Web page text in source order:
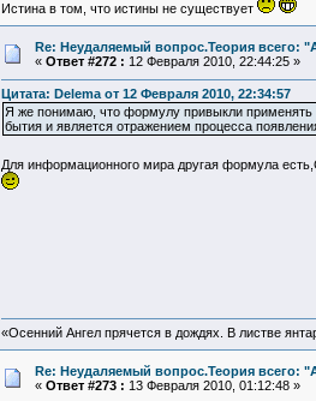
Истина в том, что истины не существует
Re: Неудаляемый вопрос.Теория всего:
« Ответ #272 : 12 Февраля 2010, 22:44:25 »
Цитата: Delema от 12 Февраля 2010, 22:34:57
Я же понимаю, что формулу привыкли применять
бытия и является отражением процесса
Для информационного мира другая формула
«Осенний Ангел прячется в дождях. В листве
Re: Неудаляемый вопрос.Теория всего:
« Ответ #273 : 13 Февраля 2010, 01:12:48 »